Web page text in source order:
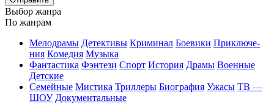
Вы­бор жан­ра
По жан­рам
Ме­ло­дра­мы Де­тек­ти­вы Кри­ми­нал Бое­ви­ки При­клю­че­
ния Ко­ме­дия Му­зы­ка
Фан­та­сти­ка Фэн­те­зи Спорт Ис­то­рия Дра­мы Во­ен­ные
Дет­ские
Се­мей­ные Мис­ти­ка Трил­ле­ры Био­гра­фия Ужа­сы ТВ —
ШОУ До­ку­мен­таль­ные